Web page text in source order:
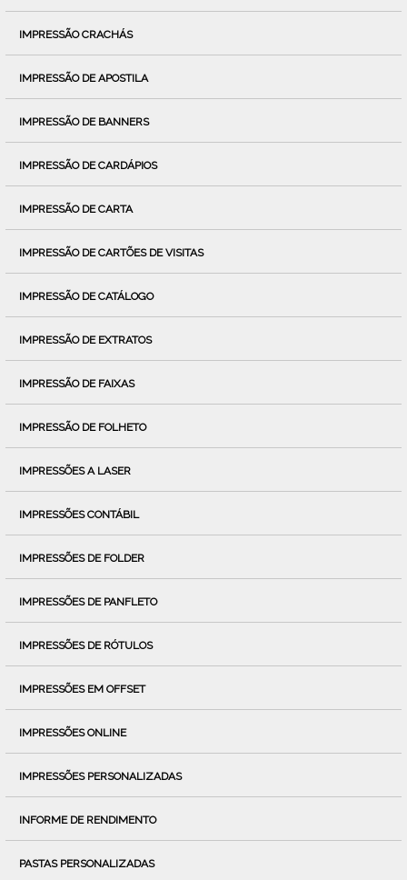
IMPRESSÃO CRACHÁS
IMPRESSÃO DE APOSTILA
IMPRESSÃO DE BANNERS
IMPRESSÃO DE CARDÁPIOS
IMPRESSÃO DE CARTA
IMPRESSÃO DE CARTÕES DE VISITAS
IMPRESSÃO DE CATÁLOGO
IMPRESSÃO DE EXTRATOS
IMPRESSÃO DE FAIXAS
IMPRESSÃO DE FOLHETO
IMPRESSÕES A LASER
IMPRESSÕES CONTÁBIL
IMPRESSÕES DE FOLDER
IMPRESSÕES DE PANFLETO
IMPRESSÕES DE RÓTULOS
IMPRESSÕES EM OFFSET
IMPRESSÕES ONLINE
IMPRESSÕES PERSONALIZADAS
INFORME DE RENDIMENTO
PASTAS PERSONALIZADAS